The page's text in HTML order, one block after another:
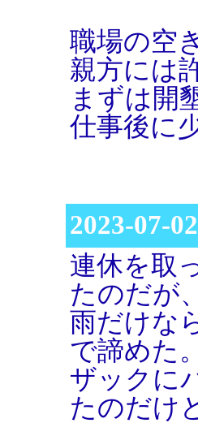
職場の空
親方には
まずは開
仕事後に
2023-
連休を取
たのだが、
雨だけな
で諦めた。
ザックに
たのだけ